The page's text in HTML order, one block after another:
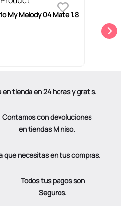
My Melody 04 Mate 1.8
en tienda en 24 horas y gratis.
Contamos con devoluciones
en tiendas Miniso.
que necesitas en tus compras.
Todos tus pagos son
Seguros.